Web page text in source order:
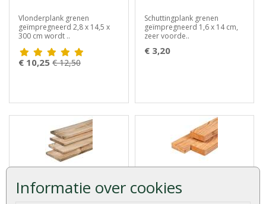
Informatie over cookies
Vlonderplank grenen
geïmpregneerd 2,8 x 14,5 x
300 cm wordt ..
€ 10,25 € 12,50
Schuttingplank grenen
geïmpregneerd 1,6 x 14 cm,
zeer voorde..
€ 3,20
aanbieding grenen
geïmpregneerd 1,6 x 14 x
400 cm
15 cm